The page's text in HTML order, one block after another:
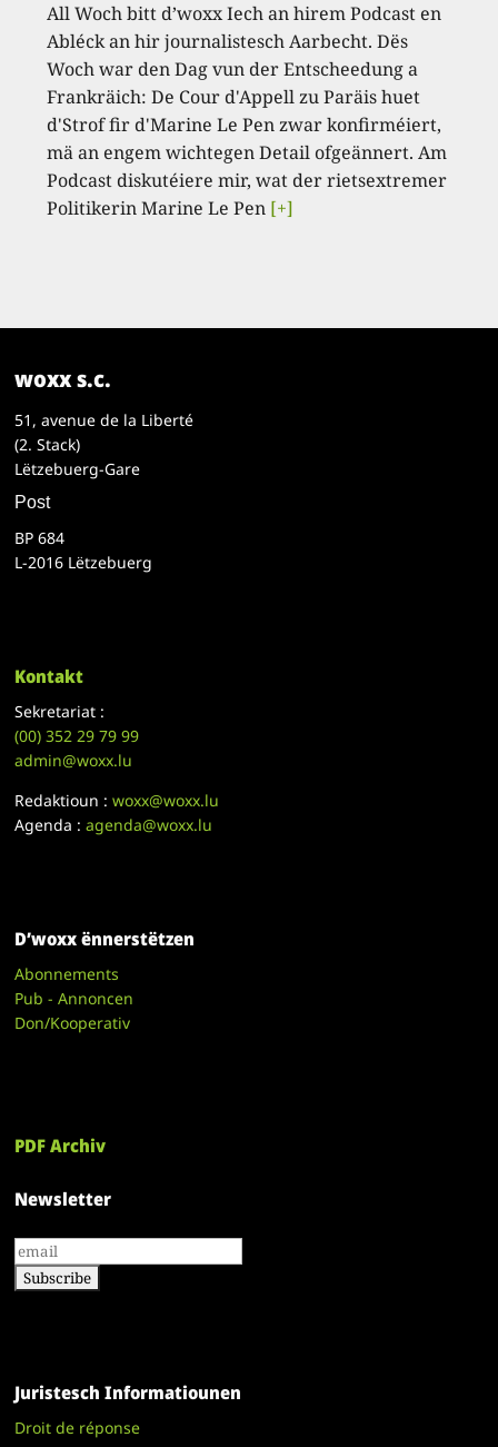
All Woch bitt d’woxx Iech an hirem Podcast en
Abléck an hir journalistesch Aarbecht. Dës
Woch war den Dag vun der Entscheedung a
Frankräich: De Cour d'Appell zu Paräis huet
d'Strof fir d'Marine Le Pen zwar konfirméiert,
mä an engem wichtegen Detail ofgeännert. Am
Podcast diskutéiere mir, wat der rietsextremer
Politikerin Marine Le Pen [+]
woxx s.c.
51, avenue de la Liberté
(2. Stack)
Lëtzebuerg-Gare
Post
BP 684
L-2016 Lëtzebuerg
Kontakt
Sekretariat :
(00)352 29 79 99
admin@woxx.lu
Redaktioun :woxx@woxx.lu
Agenda :agenda@woxx.lu
D’woxx ënnerstëtzen
Abonnements
Pub - Annoncen
Don/Kooperativ
PDF Archiv
Newsletter
Juristesch Informatiounen
Droit de réponse